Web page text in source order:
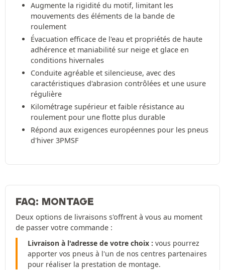
Augmente la rigidité du motif, limitant les
mouvements des éléments de la bande de
roulement
Évacuation efficace de l'eau et propriétés de haute
adhérence et maniabilité sur neige et glace en
conditions hivernales
Conduite agréable et silencieuse, avec des
caractéristiques d'abrasion contrôlées et une usure
régulière
Kilométrage supérieur et faible résistance au
roulement pour une flotte plus durable
Répond aux exigences européennes pour les pneus
d'hiver 3PMSF
FAQ: MONTAGE
Deux options de livraisons s'offrent à vous au moment
de passer votre commande :
Livraison à l'adresse de votre choix : vous pourrez
apporter vos pneus à l'un de nos centres partenaires
pour réaliser la prestation de montage.